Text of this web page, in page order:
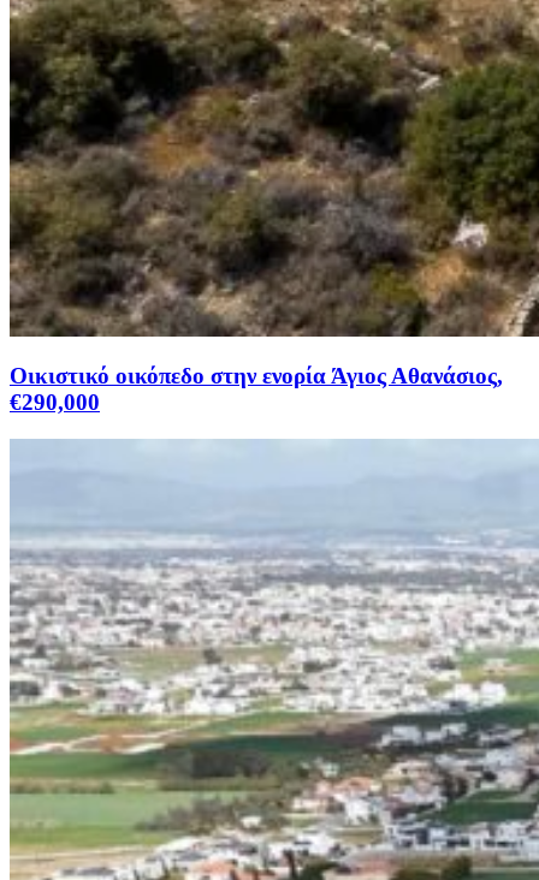
Οικιστικό οικόπεδο στην ενορία Άγιος Αθανάσιος,
€290,000